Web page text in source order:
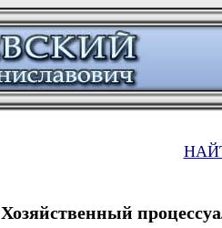
Хозяйственный